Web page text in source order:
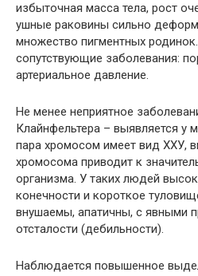
избыточная масса тела, рост
ушные раковины сильно
множество пигментных
сопутствующие заболевания:
артериальное давление.
Не менее неприятное
Клайнфельтера – выявляется у
пара хромосом имеет вид ХХУ,
хромосома приводит к
организма. У таких людей
конечности и короткое
внушаемы, апатичны, с явными
отсталости (дебильности).
Наблюдается повышенное